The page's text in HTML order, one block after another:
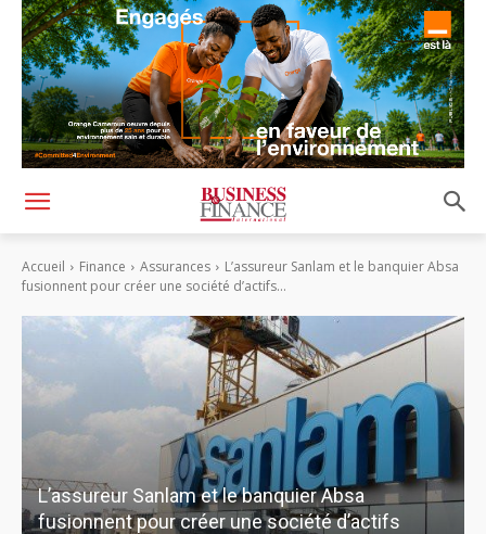
Accueil Finance Assurances
L’assureur Sanlam et le banquier Absa
fusionnent pour créer une société d’actifs...
L’assureur Sanlam et le banquier Absa
fusionnent pour créer une société d’actifs